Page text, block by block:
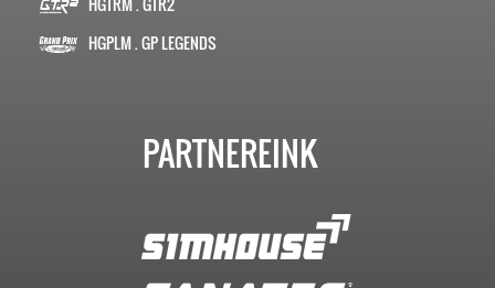
HGPLM . GP LEGENDS
PARTNEREINK